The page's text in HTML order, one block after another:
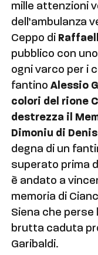
mille attenzioni
dell’ambulanza
Ceppo di
pubblico con
ogni varco per i
fantinoAlessio
colori del rione
destrezza il
Dimoniu di
degna di un
superato prima
è andato a
memoria di
Siena che perse
brutta caduta
Garibaldi.